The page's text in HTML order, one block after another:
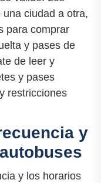
ciudad a otra,
para comprar
y pases de
de leer y
y pases
restricciones
y
y los horarios